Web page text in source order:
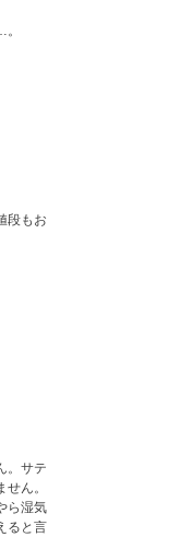
段もお
。サテ
ん。
ら湿気
ると言